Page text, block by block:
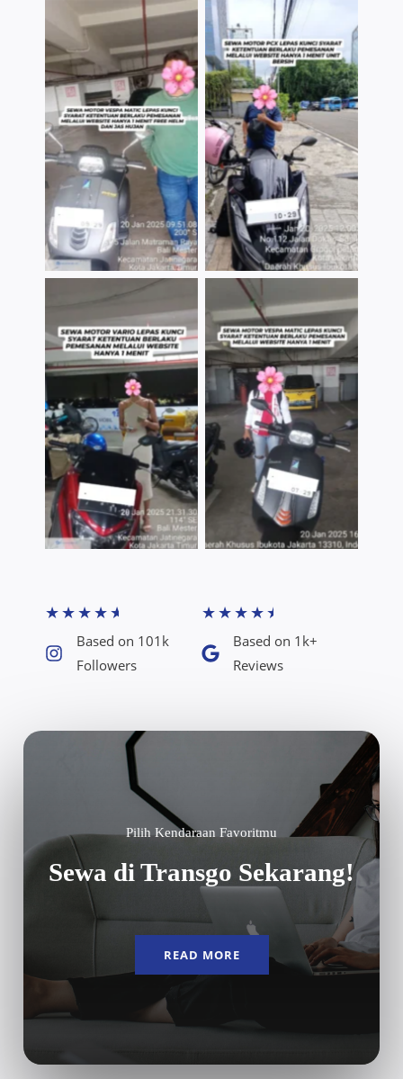
TNo Caption TNo Caption
TNo Caption TNo Caption
★★★★★
Based on 101k
Followers​
★★★★★
Based on 1k+
Reviews​
Pilih Kendaraan Favoritmu
Sewa di Transgo Sekarang!
READ MORE